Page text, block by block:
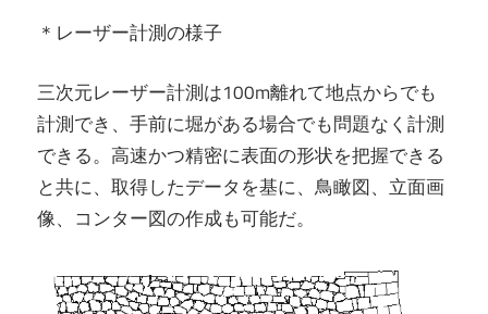
＊レーザー計測の様子
三次元レーザー計測は100m離れて地点からでも
計測でき、手前に堀がある場合でも問題なく計測
できる。高速かつ精密に表面の形状を把握できる
と共に、取得したデータを基に、鳥瞰図、立面画
像、コンター図の作成も可能だ。